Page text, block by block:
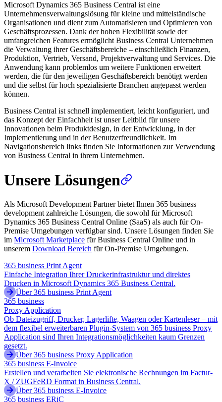
Microsoft Dynamics 365 Business Central ist eine
Unternehmensverwaltungslösung für kleine und mittelständische
Organisationen und dient zum Automatisieren und Optimieren von
Geschäftsprozessen. Dank der hohen Flexibilität sowie der
umfangreichen Features ermöglicht Business Central Unternehmen
die Verwaltung ihrer Geschäftsbereiche – einschließlich Finanzen,
Produktion, Vertrieb, Versand, Projektverwaltung und Services. Die
Anwendung kann problemlos um weitere Funktionen erweitert
werden, die für den jeweiligen Geschäftsbereich benötigt werden
und die selbst für hoch spezialisierte Branchen angepasst werden
können.
Business Central ist schnell implementiert, leicht konfiguriert, und
das Konzept der Einfachheit ist unser Leitbild für unsere
Innovationen beim Produktdesign, in der Entwicklung, in der
Implementierung und in der Benutzerfreundlichkeit. Im
Navigationsbereich links finden Sie Informationen zur Verwendung
von Business Central in ihrem Unternehmen.
Unsere Lösungen
Als Microsoft Development Partner bietet Ihnen 365 business
development zahlreiche Lösungen, die sowohl für Microsoft
Dynamics 365 Business Central Online (SaaS) als auch für On-
Premise Umgebungen verfügbar sind. Unsere Lösungen finden Sie
im Microsoft Marketplace für Business Central Online und in
unserem Download Bereich für On-Premise Umgebungen.
365 business Print Agent
Einfache Integration Ihrer Druckerinfrastruktur und direktes
Drucken in Microsoft Dynamics 365 Business Central.
Über 365 business Print Agent
365 business
Proxy Application
Ob Dateizugriff, Drucker, Lagerlifte, Waagen oder Kartenleser – mit
dem flexibel erweiterbaren Plugin-System von 365 business Proxy
Application sind Ihren Integrationsmöglichkeiten kaum Grenzen
gesetzt.
Über 365 business Proxy Application
365 business E-Invoice
Erstellen und verarbeiten Sie elektronische Rechnungen im Factur-
X / ZUGFeRD Format in Business Central.
Über 365 business E-Invoice
365 business ERiC